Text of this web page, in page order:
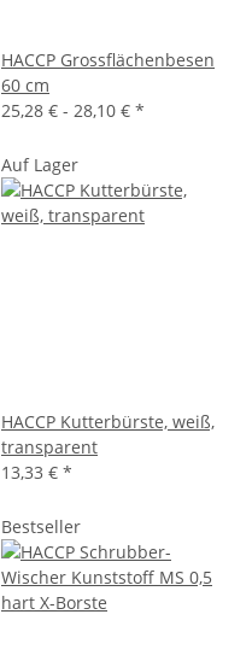
HACCP Grossflächenbesen
60 cm
25,28 € - 28,10 € *
Auf Lager
HACCP Kutterbürste, weiß,
transparent
13,33 € *
Bestseller